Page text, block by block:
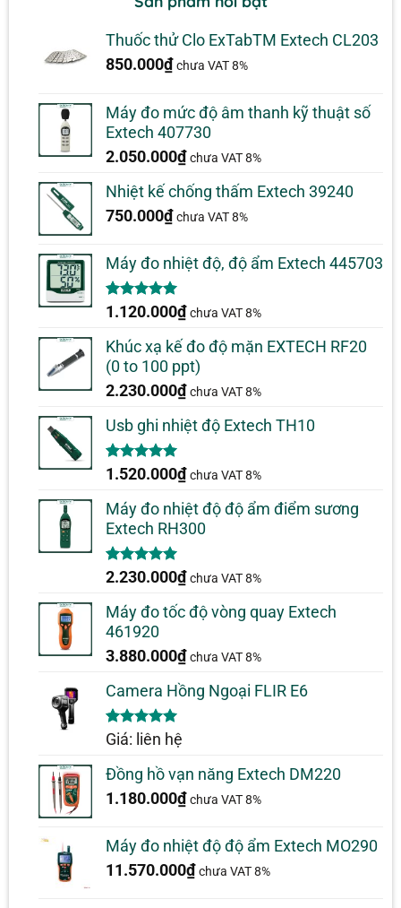
Thuốc thử Clo ExTabTM Extech CL203
850.000₫ chưa VAT 8%
Máy đo mức độ âm thanh kỹ thuật số
Extech 407730
2.050.000₫ chưa VAT 8%
Nhiệt kế chống thấm Extech 39240
750.000₫ chưa VAT 8%
Máy đo nhiệt độ, độ ẩm Extech 445703
5.00trên 5
1
đánh giá
1.120.000₫ chưa VAT 8%
Khúc xạ kế đo độ mặn EXTECH RF20
(0 to 100 ppt)
2.230.000₫ chưa VAT 8%
Usb ghi nhiệt độ Extech TH10
5.00trên 5
1
đánh giá
1.520.000₫ chưa VAT 8%
Máy đo nhiệt độ độ ẩm điểm sương
Extech RH300
5.00trên 5
1
đánh giá
2.230.000₫ chưa VAT 8%
Máy đo tốc độ vòng quay Extech
461920
3.880.000₫ chưa VAT 8%
Camera Hồng Ngoại FLIR E6
5.00trên 5
1
đánh giá
Giá: liên hệ
Đồng hồ vạn năng Extech DM220
1.180.000₫ chưa VAT 8%
Máy đo nhiệt độ độ ẩm Extech MO290
11.570.000₫ chưa VAT 8%